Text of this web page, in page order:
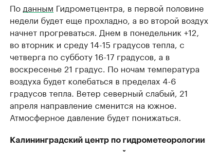
По данным Гидрометцентра, в первой половине
недели будет еще прохладно, а во второй воздух
начнет прогреваться. Днем в понедельник +12,
во вторник и среду 14-15 градусов тепла, с
четверга по субботу 16-17 градусов, а в
воскресенье 21 градус. По ночам температура
воздуха будет колебаться в пределах 4-6
градусов тепла. Ветер северный слабый, 21
апреля направление сменится на южное.
Атмосферное давление будет понижаться.
Калининградский центр по гидрометеорологии